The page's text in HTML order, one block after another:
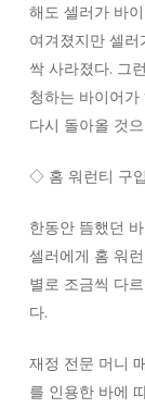
해도 셀러가 바
여겨졌지만 셀
싹 사라졌다. 그
청하는 바이어
다시 돌아올 것
◇ 홈 워런티 구
한동안 뜸했던
셀러에게 홈 워
별로 조금씩 다
다.
재정 전문 머니
를 인용한 바에